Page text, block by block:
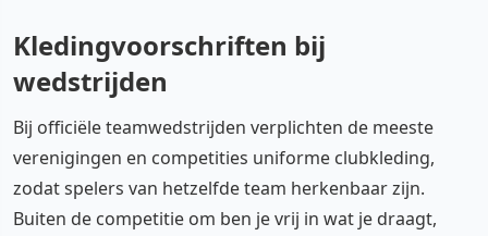
Kledingvoorschriften bij
wedstrijden
Bij officiële teamwedstrijden verplichten de meeste
verenigingen en competities uniforme clubkleding,
zodat spelers van hetzelfde team herkenbaar zijn.
Buiten de competitie om ben je vrij in wat je draagt,